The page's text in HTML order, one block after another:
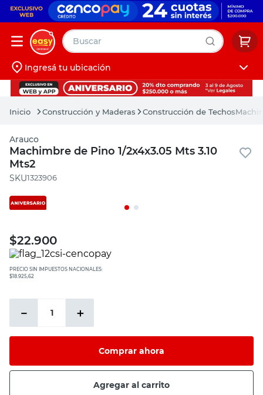
Buscar
Iniciá sesión
Ingresá tu ubicación
Construcción y Maderas Construcción de Techos
Arauco
Machimbre de Pino 1/2x4x3.05 Mts 3.10
Mts2
:1323906
$22.900
PRECIO SIN IMPUESTOS NACIONALES:
$18.925,62
＋
－
Comprar ahora
Agregar al carrito
muebles
pintura
escritorio
puertas
placard